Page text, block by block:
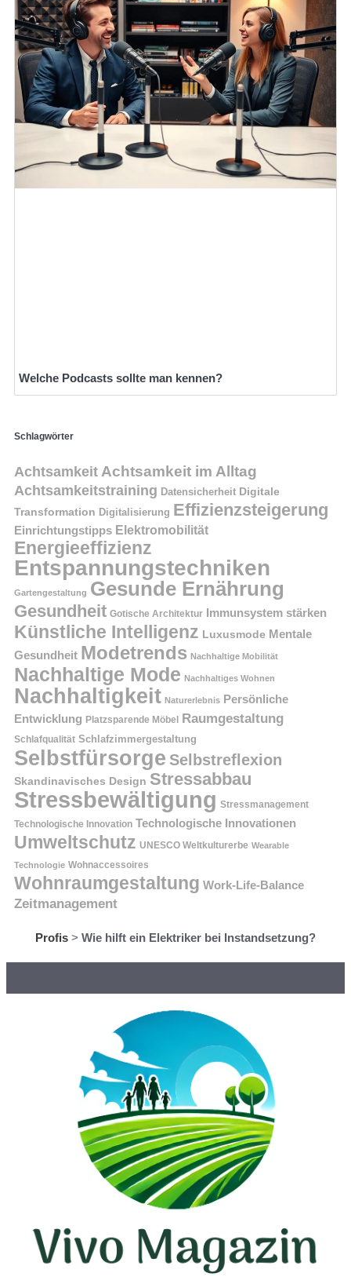
Welche Podcasts sollte man kennen?
Schlagwörter
Achtsamkeit Achtsamkeit im Alltag
Achtsamkeitstraining Datensicherheit Digitale
Transformation Digitalisierung Effizienzsteigerung
Einrichtungstipps Elektromobilität
Energieeffizienz
Entspannungstechniken
Gartengestaltung Gesunde Ernährung
Gesundheit Gotische Architektur Immunsystem stärken
Künstliche Intelligenz Luxusmode Mentale
Gesundheit Modetrends Nachhaltige Mobilität
Nachhaltige Mode Nachhaltiges Wohnen
Nachhaltigkeit Naturerlebnis Persönliche
Entwicklung Platzsparende Möbel Raumgestaltung
Schlafqualität Schlafzimmergestaltung
Selbstfürsorge Selbstreflexion
Skandinavisches Design Stressabbau
Stressbewältigung Stressmanagement
Technologische Innovation Technologische Innovationen
Umweltschutz UNESCO Weltkulturerbe Wearable
Technologie Wohnaccessoires
Wohnraumgestaltung Work-Life-Balance
Zeitmanagement
Profis > Wie hilft ein Elektriker bei Instandsetzung?